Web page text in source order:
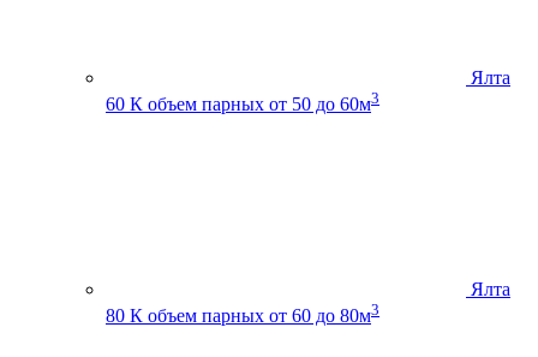
Ялта
60 К объем парных от 50 до 60м3
Ялта
80 К объем парных от 60 до 80м3